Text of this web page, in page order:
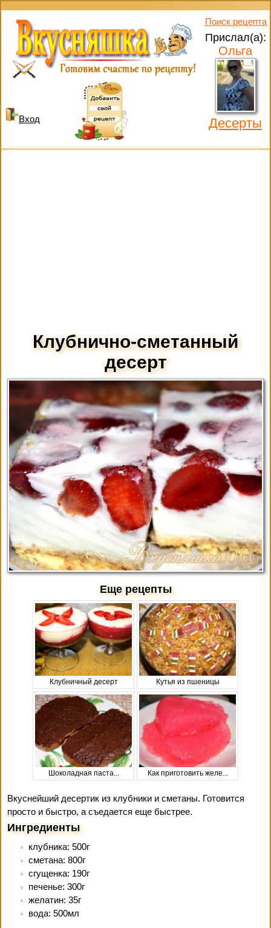
Вход
Поиск рецепта
Прислал(а):
Ольга
Десерты
Клубнично-сметанный
десерт
Еще рецепты
Клубничный десерт Кутья из пшеницы
Шоколадная паста... Как приготовить желе...
Вкуснейший десертик из клубники и сметаны. Готовится
просто и быстро, а съедается еще быстрее.
Ингредиенты
клубника: 500г
сметана: 800г
сгущенка: 190г
печенье: 300г
желатин: 35г
вода: 500мл